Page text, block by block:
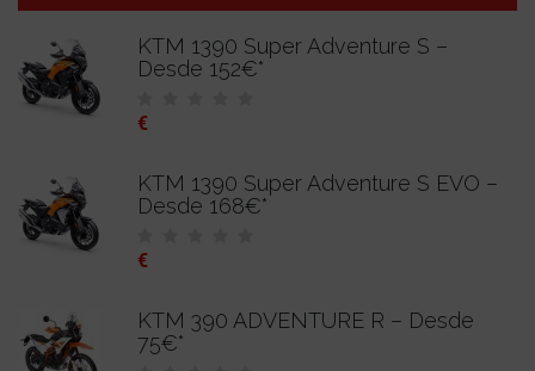
KTM 1390 Super Adventure S –
Desde 152€*
€
KTM 1390 Super Adventure S EVO –
Desde 168€*
€
KTM 390 ADVENTURE R – Desde
75€*